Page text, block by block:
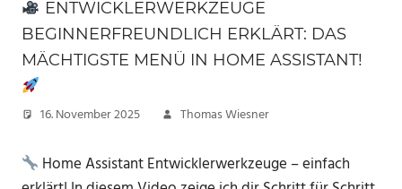
ENTWICKLERWERKZEUGE
BEGINNERFREUNDLICH ERKLÄRT: DAS
MÄCHTIGSTE MENÜ IN HOME ASSISTANT!
16. November 2025 Thomas Wiesner
Home Assistant Entwicklerwerkzeuge – einfach